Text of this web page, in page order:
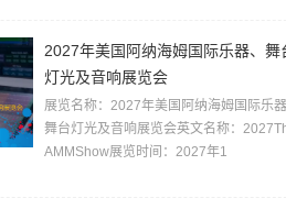
2027年美国阿纳海姆国际乐器、舞
灯光及音响展览会
展览名称：2027年美国阿纳海姆国际乐
舞台灯光及音响展览会英文名称：
AMMShow展览时间：2027年1